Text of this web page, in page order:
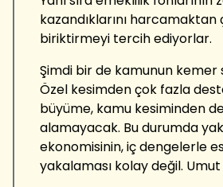
kazandıklarını
biriktirmeyi tercih ediyorlar.
Şimdi bir de kamunun kemer
Özel kesimden çok fazla
büyüme, kamu kesiminden
alamayacak. Bu durumda
ekonomisinin, iç dengelerle
yakalaması kolay değil. Umut